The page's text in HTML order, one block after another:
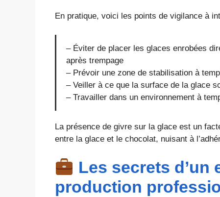
En pratique, voici les points de vigilance à
– Éviter de placer les glaces enrobées
après trempage
– Prévoir une zone de stabilisation à
– Veiller à ce que la surface de la glace
– Travailler dans un environnement à
La présence de givre sur la glace est un
entre la glace et le chocolat, nuisant à
Les secrets d’un
production